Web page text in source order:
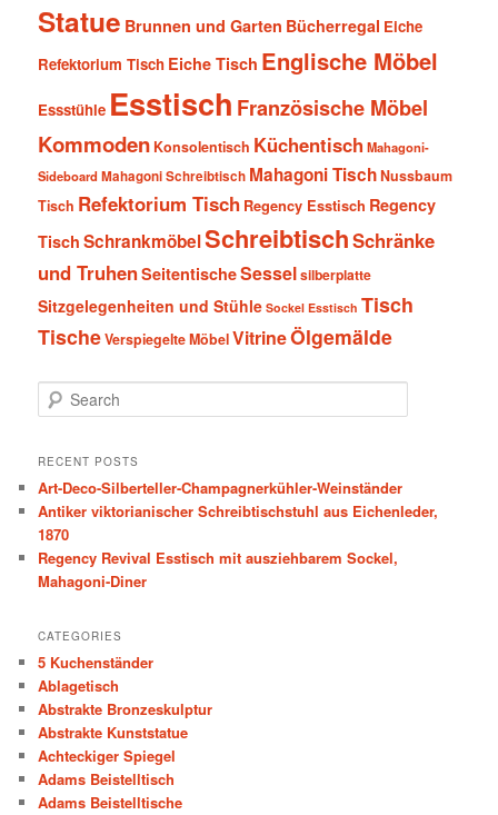
Statue Brunnen und Garten Bücherregal Eiche
Refektorium Tisch Eiche Tisch Englische Möbel
Essstühle Esstisch Französische Möbel
Kommoden Konsolentisch Küchentisch Mahagoni-
SideboardMahagoni Schreibtisch Mahagoni TischNussbaum
Tisch Refektorium Tisch Regency Esstisch Regency
Tisch SchrankmöbelSchreibtischSchränke
und TruhenSeitentischeSesselsilberplatte
Sitzgelegenheiten und Stühle Sockel Esstisch Tisch
TischeVerspiegelte MöbelVitrineÖlgemälde
e
r
h
RECENT POSTS
Art-Deco-Silberteller-Champagnerkühler-Weinständer
Antiker viktorianischer Schreibtischstuhl aus Eichenleder,
1870
Regency Revival Esstisch mit ausziehbarem Sockel,
Mahagoni-Diner
CATEGORIES
5 Kuchenständer
Ablagetisch
Abstrakte Bronzeskulptur
Abstrakte Kunststatue
Achteckiger Spiegel
Adams Beistelltisch
Adams Beistelltische